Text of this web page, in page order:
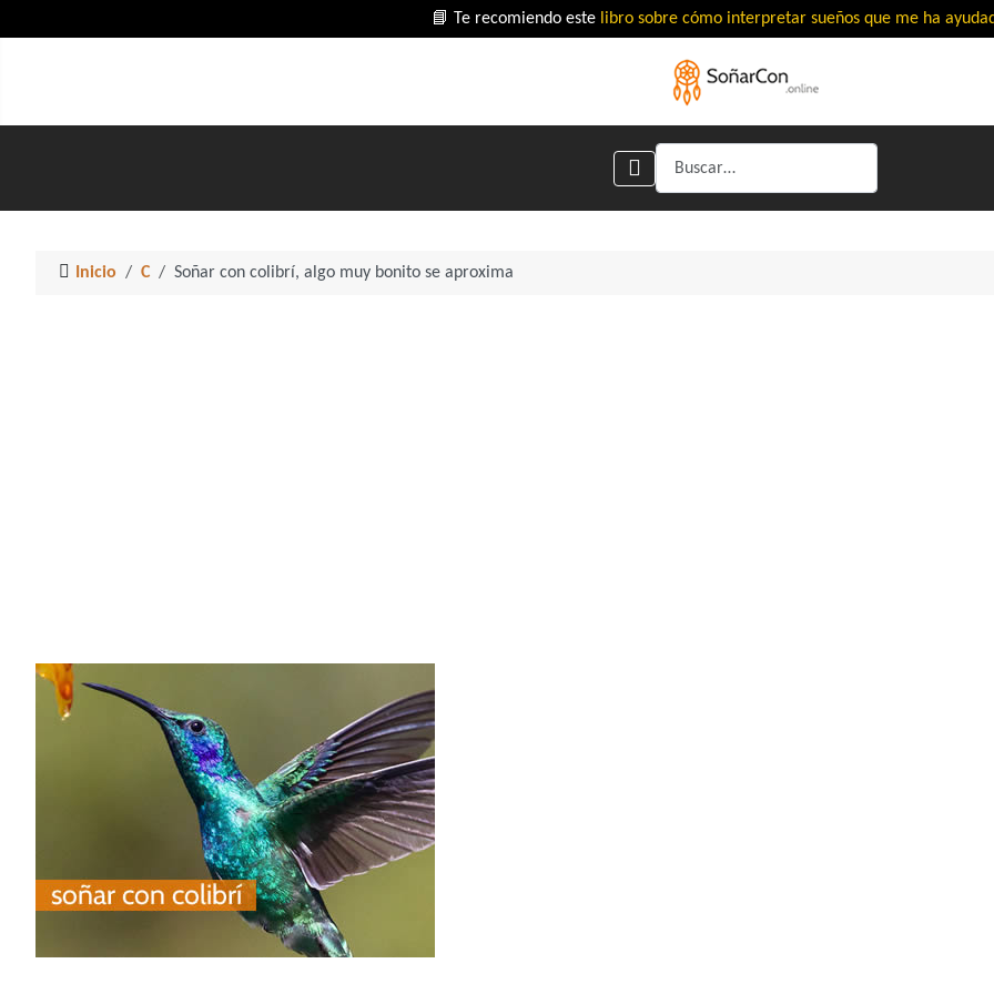
📘 Te recomiendo este libro sobre cómo interpretar sueños que me ha
Buscar
Inicio C Soñar con colibrí, algo muy bonito se aproxima